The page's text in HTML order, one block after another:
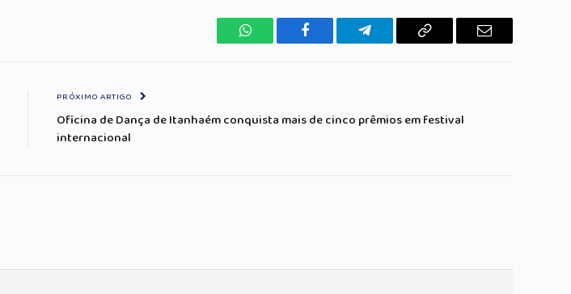
WhatsAppFacebook TelegramaCopiar
E-
PRÓXIMO ARTIGO
Oficina de Dança de Itanhaém conquista mais de cinco prêmios em festival
internacional